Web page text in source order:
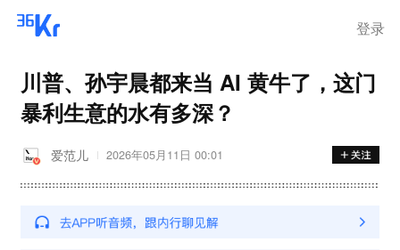
登录
川普、孙宇晨都来当 AI 黄牛了，这门
暴利生意的水有多深？
爱范儿 2026年05月11日 00:01